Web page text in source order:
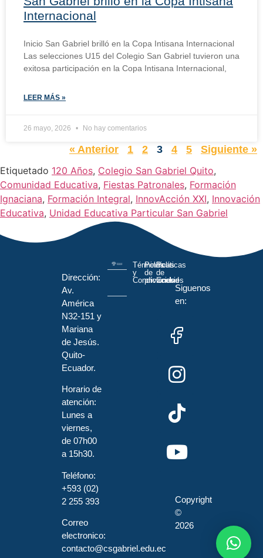
Internacional
Inicio San Gabriel brilló en la Copa Intisana Internacional
Las selecciones U15 del Colegio San Gabriel tuvieron una
exitosa participación en la Copa Intisana Internacional,
LEER MÁS »
26 mayo, 2026 No hay comentarios
« Anterior 1 2 3 4 5
Siguiente »
Etiquetado 120 Años, Colegio San Gabriel Quito,
Comunidad Educativa, Fiestas Patronales, Formación
Ignaciana, Formación Integral, InnovAcción XXI, Innovación
Educativa, Unidad Educativa Particular San Gabriel
Dirección:
Av.
América
N32-151 y
Mariana
de Jesús.
Quito-
Ecuador.
Horario de
atención:
Lunes a
viernes,
de 07h00
a 15h30.
Teléfono:
+593 (02)
2 255 393
Correo
electronico:
contacto@csgabriel.edu.ec
Términos
y
Condiciones
Políticas
de
privacidad
Políticas
de
Cookies
Siguenos
en:
Copyright
©
2026